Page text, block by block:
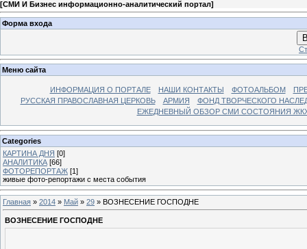
[СМИ И Бизнес информационно-аналитический портал]
Форма входа
Меню сайта
ИНФОРМАЦИЯ О ПОРТАЛЕ НАШИ КОНТАКТЫ ФОТОАЛЬБОМ
РУССКАЯ ПРАВОСЛАВНАЯ ЦЕРКОВЬ
АРМИЯ
ФОНД ТВОРЧЕСКОГО
ЕЖЕДНЕВНЫЙ ОБЗОР СМИ СОСТОЯНИЯ
Categories
КАРТИНА ДНЯ [0]
АНАЛИТИКА [66]
ФОТОРЕПОРТАЖ [1]
живые фото-репортажи с места события
Главная » 2014 » Май » 29 » ВОЗНЕСЕНИЕ ГОСПОДНЕ
ВОЗНЕСЕНИЕ ГОСПОДНЕ